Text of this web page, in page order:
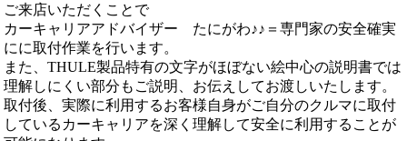
ご来店いただくことで
カーキャリアアドバイザー たにがわ♪♪＝専門家の安全確実
にに取付作業を行います。
また、THULE製品特有の文字がほぼない絵中心の説明書では
理解しにくい部分もご説明、お伝えしてお渡しいたします。
取付後、実際に利用するお客様自身がご自分のクルマに取付
しているカーキャリアを深く理解して安全に利用することが